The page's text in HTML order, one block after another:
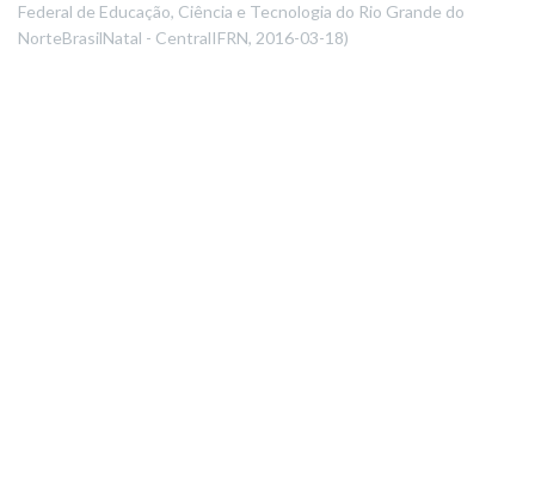
Federal de Educação, Ciência e Tecnologia do Rio Grande do
NorteBrasilNatal - CentralIFRN, 2016-03-18)